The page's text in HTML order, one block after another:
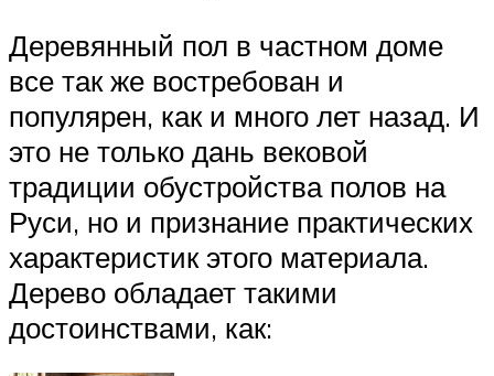
Деревянный пол в частном доме
все так же востребован и
популярен, как и много лет назад. И
это не только дань вековой
традиции обустройства полов на
Руси, но и признание практических
характеристик этого материала.
Дерево обладает такими
достоинствами, как: